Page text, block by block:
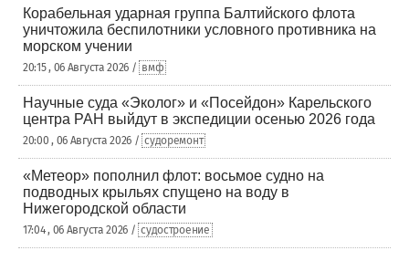
Корабельная ударная группа Балтийского флота
уничтожила беспилотники условного противника на
морском учении
20:15 , 06 Августа 2026 / вмф
Научные суда «Эколог» и «Посейдон» Карельского
центра РАН выйдут в экспедиции осенью 2026 года
20:00 , 06 Августа 2026 / судоремонт
«Метеор» пополнил флот: восьмое судно на
подводных крыльях спущено на воду в
Нижегородской области
17:04 , 06 Августа 2026 / судостроение